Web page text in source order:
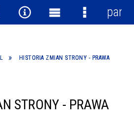
HISTORIA ZMIAN STRONY - PRAWA
STRONY - PRAWA
Narzędzia
Menu Menu
panel